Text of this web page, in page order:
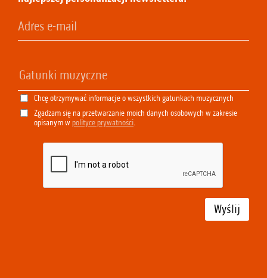
Chcę otrzymywać informacje o wszystkich gatunkach muzycznych
Zgadzam się na przetwarzanie moich danych osobowych w zakresie
opisanym w polityce prywatności.
Wyślij